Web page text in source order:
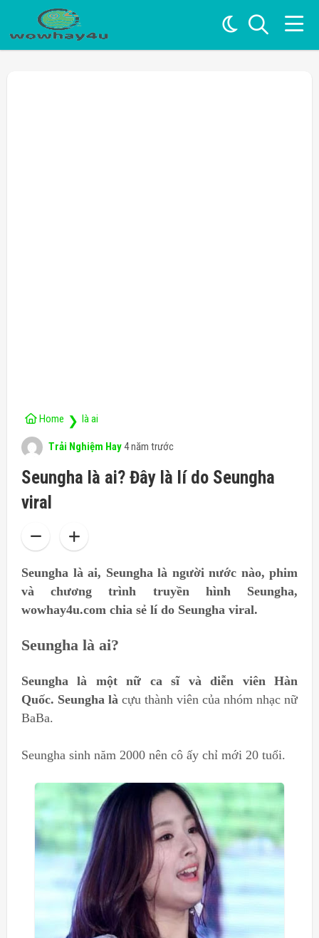
Home ❯ là ai
Trải Nghiệm Hay4 năm trước
Seungha là ai? Đây là lí do Seungha
viral
Seungha là ai, Seungha là người nước nào, phim
và chương trình truyền hình Seungha,
wowhay4u.com chia sẻ lí do Seungha viral.
Seungha là ai?
Seungha là một nữ ca sĩ và diễn viên Hàn
Quốc. Seungha là cựu thành viên của nhóm nhạc nữ
BaBa.
Seungha sinh năm 2000 nên cô ấy chỉ mới 20 tuổi.